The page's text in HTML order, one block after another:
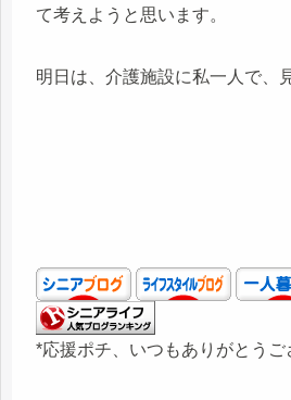
て考えようと思います。
明日は、介護施設に私一人で、
*応援ポチ、いつもありがとうご